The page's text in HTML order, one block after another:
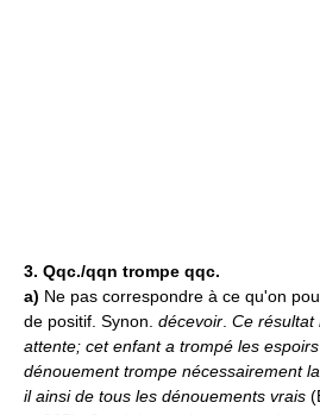
3. Qqc./qqn trompe qqc.
a) Ne pas correspondre à ce qu'on
de positif. Synon. décevoir Ce résultat
attente; cet enfant a trompé les
dénouement trompe nécessairement
il ainsi de tous les dénouements vrais